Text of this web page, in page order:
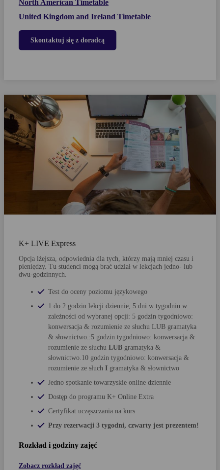
North American Timetable
United Kingdom and Ireland Timetable
Skontaktuj się z doradcą
K+ LIVE Express
Opcja lżejsza, odpowiednia dla tych, którzy mają mniej czasu i
pieniędzy. Tu studenci mogą brać udział w lekcjach jedno- lub
dwu-godzinnych.
Test do oceny poziomu językowego
1 do 2 godzin lekcji dziennie, 5 dni w tygodniu w
zależności od wybranej opcji: 5 godzin tygodniowo:
konwersacja & rozumienie ze słuchu LUB gramatyka
& słownictwo.:5 godzin tygodniowo: konwersacja &
rozumienie ze słuchu LUB gramatyka &
słownictwo.10 godzin tygodniowo: konwersacja &
rozumienie ze słuch I gramatyka & słownictwo
Jedno spotkanie towarzyskie online dziennie
Dostęp do programu K+ Online Extra
Certyfikat uczęszczania na kurs
Przy rezerwacji 3 tygodni, czwarty jest prezentem!
Rozkład i godziny zajęć
Zobacz rozkład zajęć